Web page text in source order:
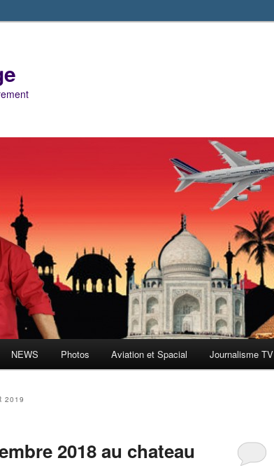
NEWS Photos Aviation et Spacial Journalisme TV
2019
2018 au chateau